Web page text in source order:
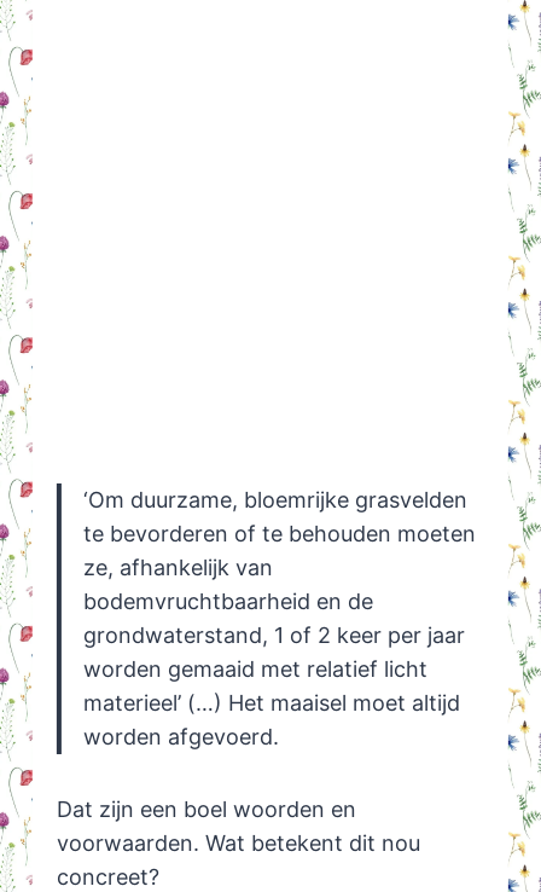
‘Om duurzame, bloemrijke grasvelden
te bevorderen of te behouden moeten
ze, afhankelijk van
bodemvruchtbaarheid en de
grondwaterstand, 1 of 2 keer per jaar
worden gemaaid met relatief licht
materieel’ (…) Het maaisel moet altijd
worden afgevoerd.
Dat zijn een boel woorden en
voorwaarden. Wat betekent dit nou
concreet?